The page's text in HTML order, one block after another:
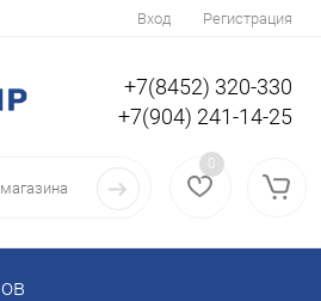
Вход Регистрация
+7(8452) 320-330
+7(904) 241-14-25
0